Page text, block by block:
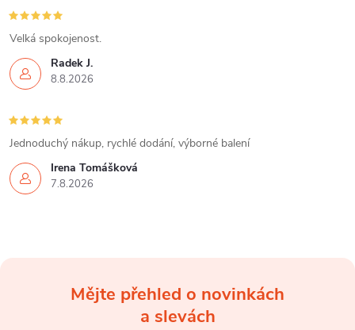
Radek J.
8.8.2026
Velká spokojenost.
Irena Tomášková
7.8.2026
Jednoduchý nákup, rychlé dodání, výborné balení
Mějte přehled o novinkách
a slevách